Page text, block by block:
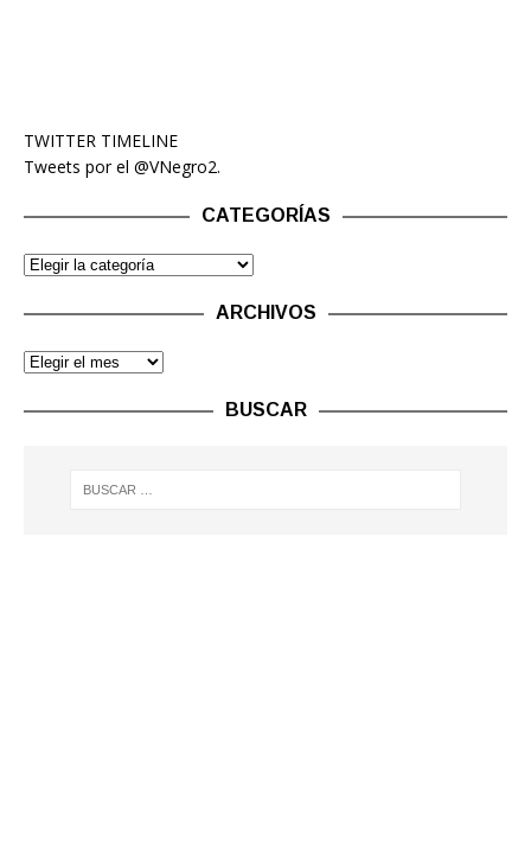
TWITTER TIMELINE
Tweets por el @VNegro2.
CATEGORÍAS
ARCHIVOS
BUSCAR